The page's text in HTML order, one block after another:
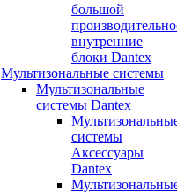
большой
внутренние
блоки Dantex
Мультизональные системы
Мультизональные
системы Dantex
системы
Аксессуары
Dantex